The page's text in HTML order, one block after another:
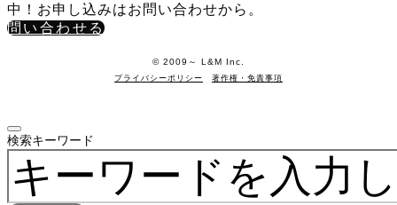
中！お申し込みはお問い合わせから。
問い合わせる
©️ 2009～ L&M Inc.
プライバシーポリシー 著作権・免責事項
検索キーワード